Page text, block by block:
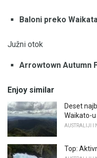
Baloni preko
Južni otok
Arrowtown Autumn
Enjoy similar
Deset
Waikato-u
AUSTRALIJI I
Top: